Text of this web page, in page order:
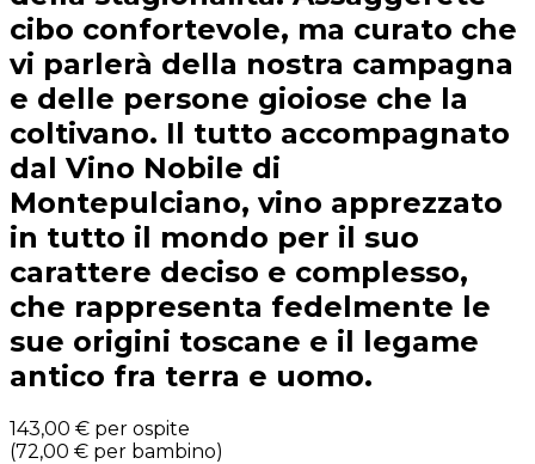
cibo confortevole, ma curato che
vi parlerà della nostra campagna
e delle persone gioiose che la
coltivano. Il tutto accompagnato
dal Vino Nobile di
Montepulciano, vino apprezzato
in tutto il mondo per il suo
carattere deciso e complesso,
che rappresenta fedelmente le
sue origini toscane e il legame
antico fra terra e uomo.
143,00 € per ospite
(72,00 € per bambino)